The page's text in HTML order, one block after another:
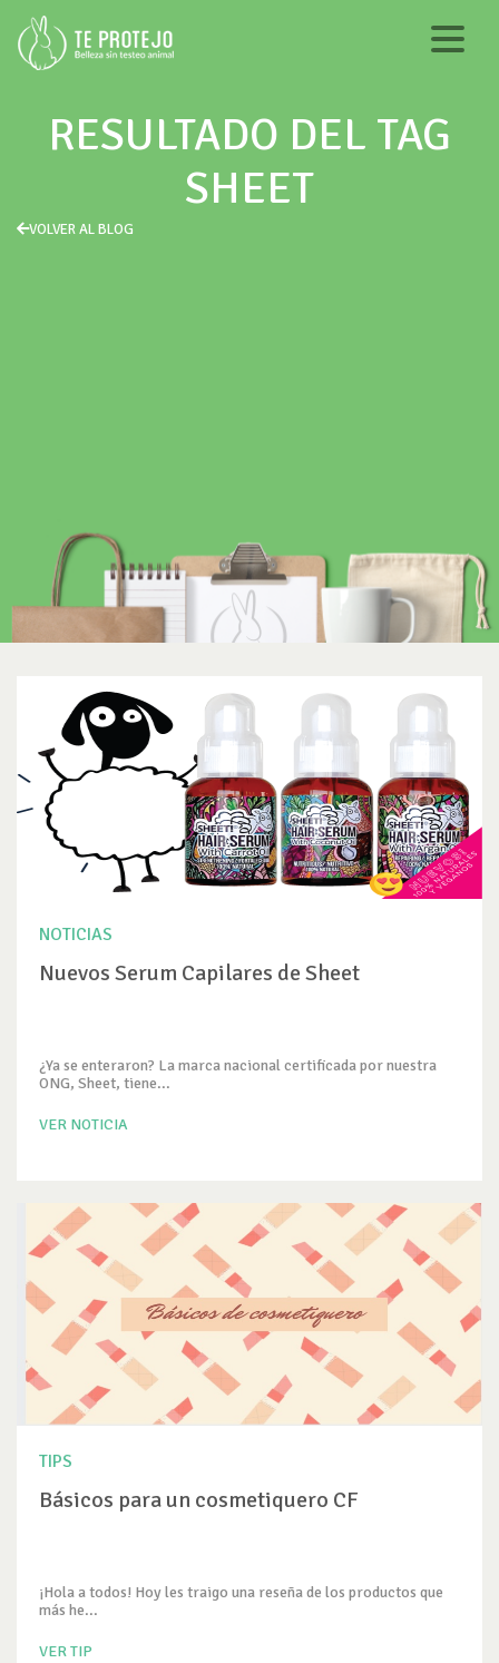
RESULTADO DEL TAG
SHEET
VOLVER AL BLOG
NOTICIAS
Nuevos Serum Capilares de Sheet
¿Ya se enteraron? La marca nacional certificada por nuestra
ONG, Sheet, tiene...
VER NOTICIA
TIPS
Básicos para un cosmetiquero CF
¡Hola a todos! Hoy les traigo una reseña de los productos que
más he...
VER TIP